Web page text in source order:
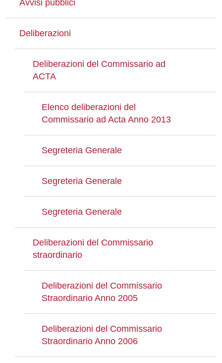
Avvisi pubblici
Deliberazioni
Deliberazioni del Commissario ad
ACTA
Elenco deliberazioni del
Commissario ad Acta Anno 2013
Segreteria Generale
Segreteria Generale
Segreteria Generale
Deliberazioni del Commissario
straordinario
Deliberazioni del Commissario
Straordinario Anno 2005
Deliberazioni del Commissario
Straordinario Anno 2006